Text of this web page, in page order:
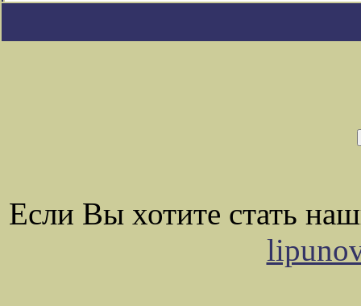
Если Вы хотите стать